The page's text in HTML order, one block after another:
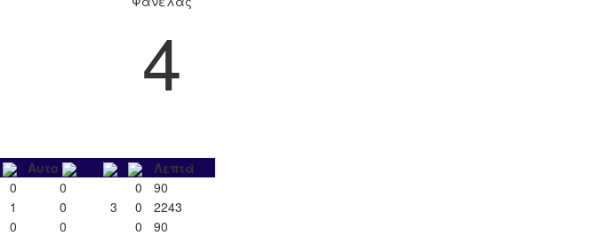
4
Αυτο
Λεπτά
0 0 0
90
1 0 3 0
2243
0 0 0 90